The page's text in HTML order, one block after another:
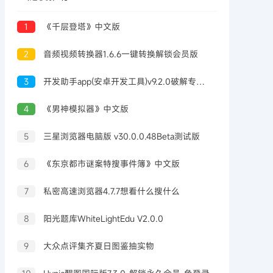
1 《千层登塔》中文版
2 音频视频转换器1.6.6一键转换解锁会员版
3 开发助手app(安卓开发工具)v9.2.0破解专业版
4 《男神模拟器》中文版
5 三星浏览器电脑版 v30.0.0.48Beta测试版
6 《东京都市谜案特搜事件簿》中文版
7 私密高速浏览器4.7.7想看什么搜什么
8 阳光题库WhiteLightEdu V2.0.0
9 大众点评集齐夏日图鉴抽实物